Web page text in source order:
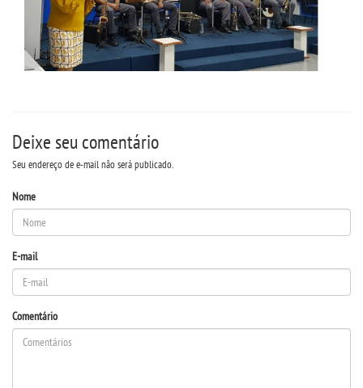
Deixe seu comentário
Seu endereço de e-mail não será publicado.
Nome
E-mail
Comentário